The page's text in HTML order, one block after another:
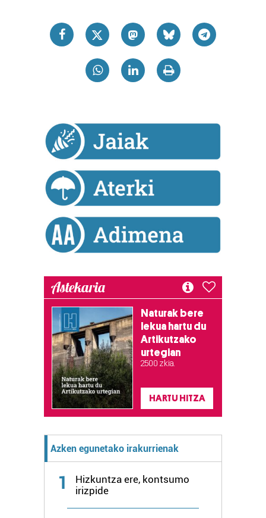
Astekaria
Naturak bere
lekua hartu du
Artikutzako
urtegian
2.500 zkia.
HARTU HITZA
Azken egunetako irakurrienak
1
Hizkuntza ere, kontsumo
irizpide